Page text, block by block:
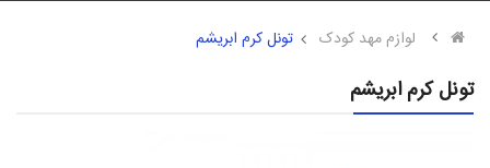
لوازم مهد کودک تونل کرم ابریشم
تونل کرم ابریشم